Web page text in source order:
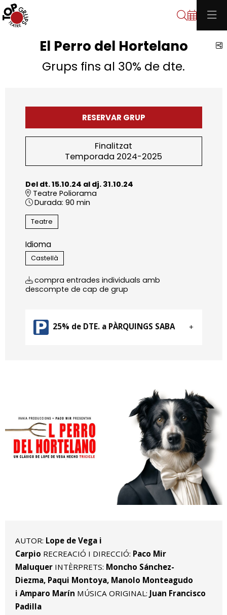
Cerca
El Perro del Hortelano
Grups fins al 30% de dte.
RESERVAR GRUP
Finalitzat
Temporada 2024-2025
Del dt. 15.10.24 al dj. 31.10.24
Teatre Poliorama
Durada: 90 min
Teatre
Idioma
Castellà
compra entrades individuals amb
descompte de cap de grup
25% de DTE. a PÀRQUINGS SABA
AUTOR: Lope de Vega i
Carpio RECREACIÓ I DIRECCIÓ: Paco Mir
MaluquerINTÈRPRETS: Moncho Sánchez-
Diezma, Paqui Montoya, Manolo Monteagudo
i Amparo Marín MÚSICA ORIGINAL: Juan Francisco
Padilla